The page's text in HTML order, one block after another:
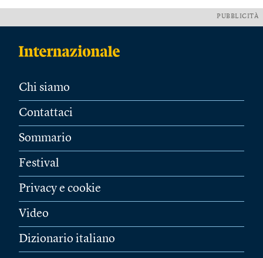
PUBBLICITÀ
Chi siamo
Contattaci
Sommario
Festival
Privacy e cookie
Video
Dizionario italiano